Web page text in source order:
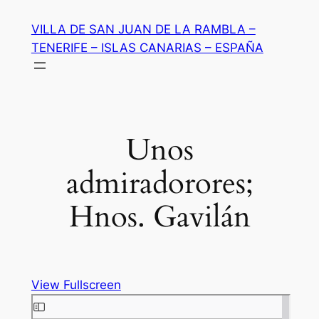
contenido
VILLA DE SAN JUAN DE LA RAMBLA –
TENERIFE – ISLAS CANARIAS – ESPAÑA
Unos
admiradorores;
Hnos. Gavilán
View Fullscreen
Saltar